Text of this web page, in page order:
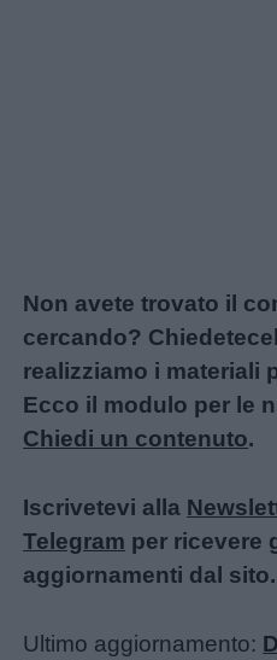
Non avete trovato il
cercando?
realizziamo i materiali
Ecco il modulo per le
Chiedi un contenuto.
Iscrivetevi alla
Telegram per ricevere
aggiornamenti dal sito.
Ultimo aggiornamento: